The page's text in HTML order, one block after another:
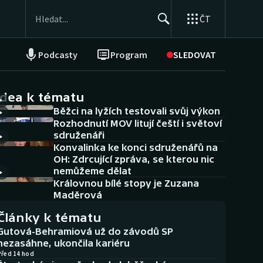
ČT
Podcasty Program SLEDOVAT
NEPŘEHLÉDNĚTE
Historické návraty
Aplikace ČT sport
AZ kvíz
k tématu
Běžci na lyžích testovali svůj výkon
Rozhodnutí MOV litují čeští i světoví
sdruženáři
Konvalinka ke konci sdruženářů na
OH: Zdrcující zpráva, se kterou nic
nemůžeme dělat
Královnou bílé stopy je Zuzana
Maděrová
k tématu
Behramiová už do závodů SP
ukončila kariéru
14 hod